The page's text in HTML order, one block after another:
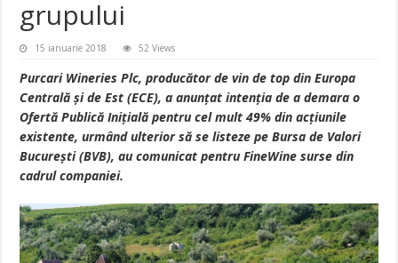
grupului
15 ianuarie 2018 52 Views
Purcari Wineries Plc, producător de vin de top din Europa
Centrală și de Est (ECE), a anunțat intenția de a demara o
Ofertă Publică Inițială pentru cel mult 49% din acțiunile
existente, urmând ulterior să se listeze pe Bursa de Valori
București (BVB), au comunicat pentru FineWine surse din
cadrul companiei.